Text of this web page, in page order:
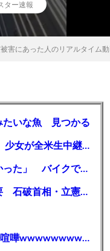
ター速報
被害にあった人のリアルタイム
たいな魚 見つかる
【MLB】「大谷は謙虚ではない」少女が全米生中継で突然の大谷翔平批判 サイン無視された過去明かす
【千葉】「みんなで走れて楽しかった」 バイクでバースデー集団暴走 男女５７人を書類送検 SNSで参加者募る
ガソリン減税、１兆円の財源必要 石破首相・立憲野田氏「財源は死に物狂いで確保しなければならない」「本当に死に物狂いで」
【悲報】論客米山隆一、Xで夫婦喧嘩wwwwwwwwwwww